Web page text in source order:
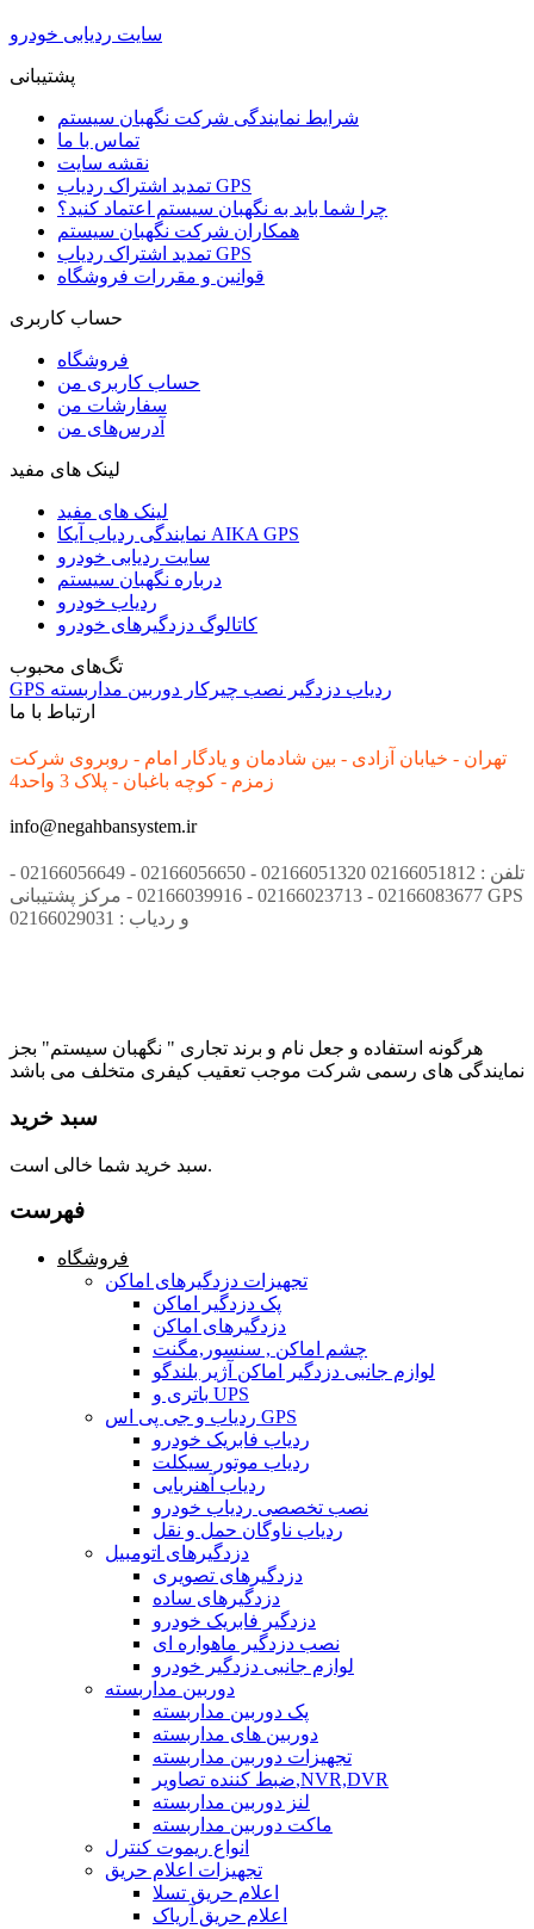
سایت ردیابی خودرو
پشتیبانی
شرایط نمایندگی شرکت نگهبان سیستم
تماس با ما
نقشه سایت
تمدید اشتراک ردیاب GPS
چرا شما باید به نگهبان سیستم اعتماد کنید؟
همکاران شرکت نگهبان سیستم
تمدید اشتراک ردیاب GPS
قوانین و مقررات فروشگاه
حساب کاربری
فروشگاه
حساب کاربری من
سفارشات من
آدرس‌های من
لینک های مفید
لینک های مفید
نمایندگی ردیاب آیکا AIKA GPS
سایت ردیابی خودرو
درباره نگهبان سیستم
ردیاب خودرو
کاتالوگ دزدگیرهای خودرو
تگ‌های محبوب
GPS
ردیاب دزدگیر نصب چیرکار دوربین مداربسته
ارتباط با ما
تهران - خیابان آزادی - بین شادمان و یادگار امام - روبروی شرکت
زمزم - کوچه باغبان - پلاک 3 واحد4
info@negahbansystem.ir
تلفن : 02166051812 02166051320 - 02166056650 - 02166056649 -
02166083677 - 02166023713 - 02166039916 - مرکز پشتیبانی GPS
و ردیاب : 02166029031
هرگونه استفاده و جعل نام و برند تجاری " نگهبان سیستم" بجز
نمایندگی های رسمی شرکت موجب تعقیب کیفری متخلف می باشد
سبد خرید
سبد خرید شما خالی است.
فهرست
فروشگاه
تجهیزات دزدگیرهای اماکن
پک دزدگیر اماکن
دزدگیرهای اماکن
چشم اماکن , سنسور,مگنت
لوازم جانبی دزدگیر اماکن آژیر بلندگو
باتری و UPS
ردیاب و جی پی اس GPS
ردیاب فابریک خودرو
ردیاب موتور سیکلت
ردیاب آهنربایی
نصب تخصصی ردیاب خودرو
ردیاب ناوگان حمل و نقل
دزدگیرهای اتومبیل
دزدگیرهای تصویری
دزدگیرهای ساده
دزدگیر فابریک خودرو
نصب دزدگیر ماهواره ای
لوازم جانبی دزدگیر خودرو
دوربین مداربسته
پک دوربین مداربسته
دوربین های مداربسته
تجهیزات دوربین مداربسته
ضبط کننده تصاویر,NVR,DVR
لنز دوربین مداربسته
ماکت دوربین مداربسته
انواع ریموت کنترل
تجهیزات اعلام حریق
اعلام حریق تسلا
اعلام حریق آریاک